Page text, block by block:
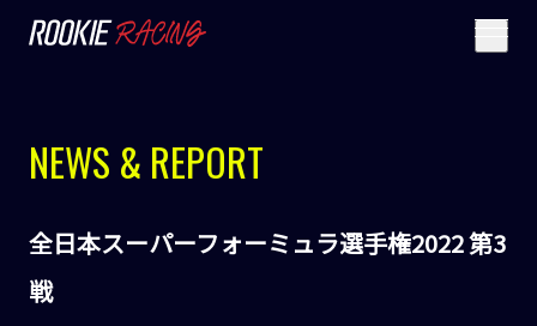
NEWS & REPORT
全日本スーパーフォーミュラ選手権2022 第3
戦